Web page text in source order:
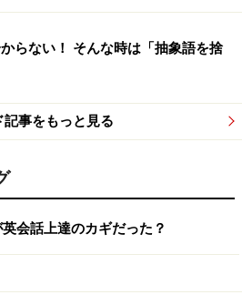
らない！ そんな時は「抽象語を捨
記事をもっと見る
会話上達のカギだった？